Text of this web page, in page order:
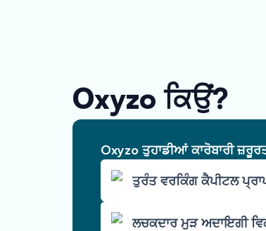
Oxyzo ਕਿਉਂ?
Oxyzo ਤੁਹਾਡੀਆਂ ਕਾਰੋਬਾਰੀ
ਤੁਰੰਤ ਵਰਕਿੰਗ ਕੈਪੀਟਲ
ਲਚਕਦਾਰ ਮੁੜ ਅਦਾਇਗੀ